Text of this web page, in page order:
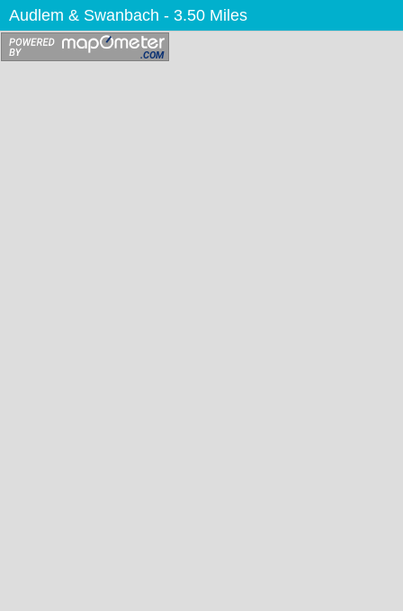
Audlem & Swanbach - 3.50 Miles